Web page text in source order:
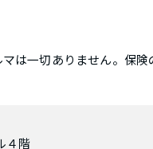
は一切ありません。保
４階